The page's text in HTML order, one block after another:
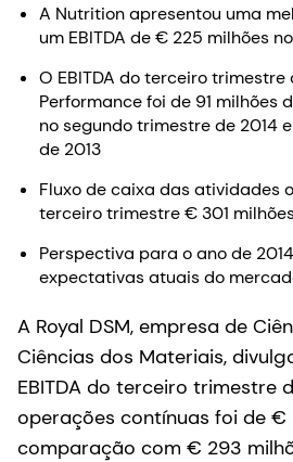
A Nutrition apresentou uma
um EBITDA de € 225 milhões
O EBITDA do terceiro
Performance foi de 91 milhões
no segundo trimestre de 2014
de 2013
Fluxo de caixa das atividades
terceiro trimestre € 301
Perspectiva para o ano de
expectativas atuais do
A Royal DSM, empresa de
Ciências dos Materiais,
EBITDA do terceiro trimestre
operações contínuas foi de €
comparação com € 293